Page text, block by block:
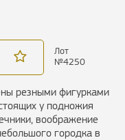
Лот
№4250
резными фигурками
у подножия
воображение
городка в